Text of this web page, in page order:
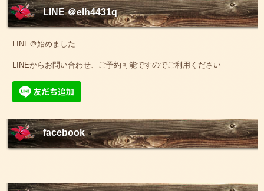
LINE ＠elh4431q
LINE＠始めました
LINEからお問い合わせ、ご予約可能ですのでご利用ください
facebook